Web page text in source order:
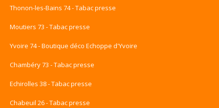
Thonon-les-Bains 74 - Tabac presse
Moutiers 73 - Tabac presse
Yvoire 74 - Boutique déco Echoppe d'Yvoire
Chambéry 73 - Tabac presse
Echirolles 38 - Tabac presse
Chabeuil 26 - Tabac presse